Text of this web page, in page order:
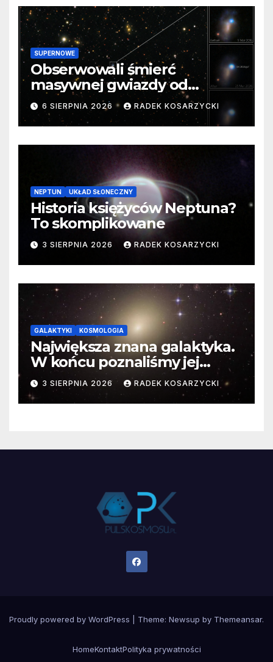
SUPERNOWE
Obserwowali śmierć
masywnej gwiazdy od
samego początku. Niezwykle
cenne dane
6 SIERPNIA 2026 RADEK KOSARZYCKI
NEPTUN UKŁAD SŁONECZNY
Historia księżyców Neptuna?
To skomplikowane
3 SIERPNIA 2026 RADEK KOSARZYCKI
GALAKTYKI KOSMOLOGIA
Największa znana galaktyka.
W końcu poznaliśmy jej
faktyczne wymiary
3 SIERPNIA 2026 RADEK KOSARZYCKI
Proudly powered by WordPress Theme: Newsup by Themeansar.
HomeKontaktPolityka prywatności